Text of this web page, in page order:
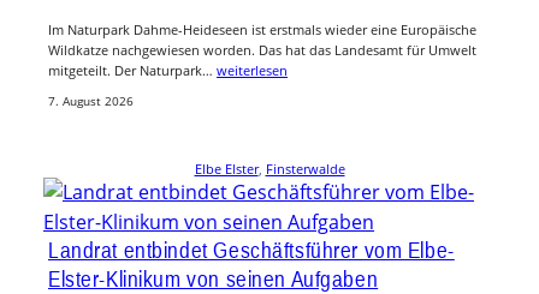
Im Naturpark Dahme-Heideseen ist erstmals wieder eine Europäische
Wildkatze nachgewiesen worden. Das hat das Landesamt für Umwelt
mitgeteilt. Der Naturpark… weiterlesen
7. August 2026
Elbe Elster, Finsterwalde
Landrat entbindet Geschäftsführer vom Elbe-
Elster-Klinikum von seinen Aufgaben